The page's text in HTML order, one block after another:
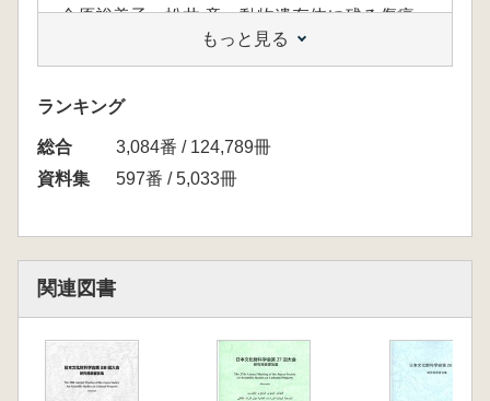
金原裕美子 松井 章 動物遺存体に残る傷痕
中塚 良 古式土師器の実験考古学的研究 ー
タタキ技法によるペーストの粘性流体的造形過
杉本和江 香川県善通寺市所在 王墓山古墳出
土ころくの復元案
定について
近藤麻美 三辻利一 犬木 努 房総半島の古
近藤麻美 三辻利一 犬木 努 名古屋地域の
古墳群出土埴輪の化学特性
もっと見る
ランキング
総合
3,084番 / 124,789冊
資料集
597番 / 5,033冊
関連図書